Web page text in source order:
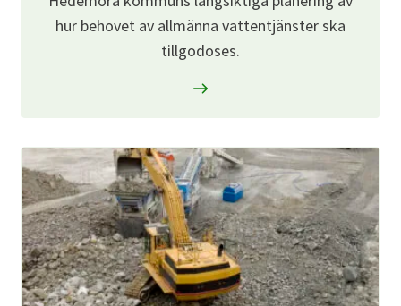
hur behovet av allmänna vattentjänster ska
tillgodoses.